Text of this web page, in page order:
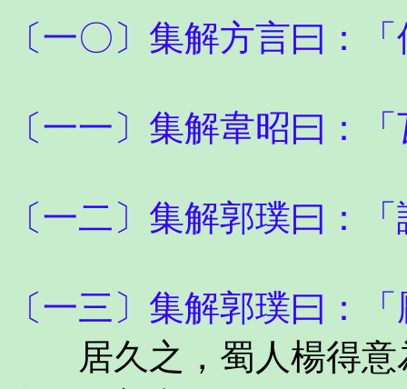
〔一〇〕集解方言曰：
〔一一〕集解韋昭曰：
〔一二〕集解郭璞曰：
〔一三〕集解郭璞曰：
居久之，蜀人楊得意